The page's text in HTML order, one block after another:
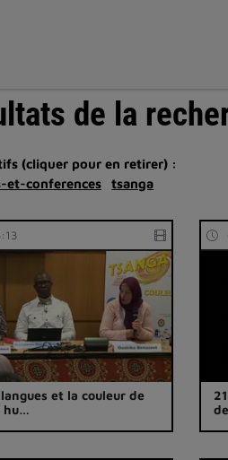
de la
(cliquer pour en retirer) :
et-conferences
tsanga
et la couleur de
hu…